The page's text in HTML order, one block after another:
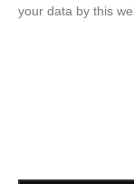
your data by this